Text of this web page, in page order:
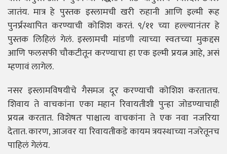
जातंय. मात्र हे पुस्तक इस्लामची खरी रुहानी आणि इल्मी रूह
पुनर्प्रस्थापित करण्याची कोशिश करतं. ९/११ च्या हल्ल्यानंतर हे
पुस्तक लिहिलं गेलं. इस्लामची मांडणी त्याच्या स्वतःच्या मुकद्दस
आणि फलसफी चौकटीतून करण्याचा हा एक इल्मी प्रयत्न आहे, असं
म्हणावं लागेल.
नसर इस्लामविषयीचे गैसमज दूर करण्याची कोशिश करतातच.
शिवाय ते वाचकांना एका महान रिवायतीशी पुन्हा जोडण्याचाही
प्रयत्न करतात. विशेषतः पाश्चात्य वाचकांना ते एक नवा नजरिया
देतात. कारण, आजवर या रिवायतीकडे कायम त्रयस्थाच्या नजरेतूनच
पाहिलं गेलंय.